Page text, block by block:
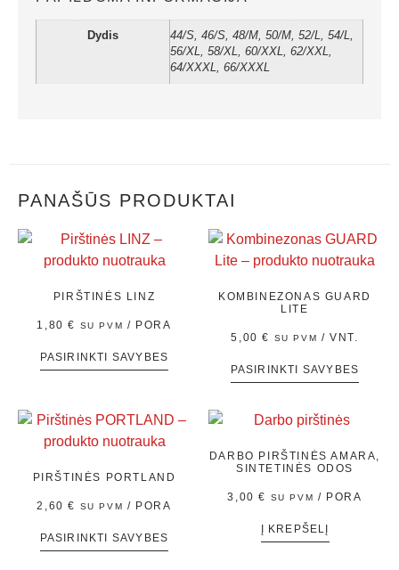
Dydis
44/S, 46/S, 48/M, 50/M, 52/L, 54/L,
56/XL, 58/XL, 60/XXL, 62/XXL,
64/XXXL, 66/XXXL
PANAŠŪS PRODUKTAI
PIRŠTINĖS LINZ
1,80€ SU PVM / PORA
PASIRINKTI SAVYBES
KOMBINEZONAS GUARD
LITE
5,00€ SU PVM / VNT.
PASIRINKTI SAVYBES
PIRŠTINĖS PORTLAND
2,60€ SU PVM / PORA
PASIRINKTI SAVYBES
DARBO PIRŠTINĖS AMARA,
SINTETINĖS ODOS
3,00€ SU PVM / PORA
Į KREPŠELĮ